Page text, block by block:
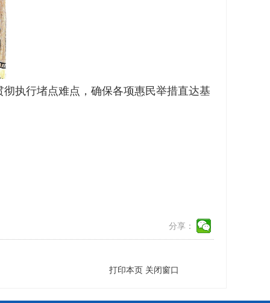
执行堵点难点，确保各项惠民举措直达基
分享：
打印本页 关闭窗口